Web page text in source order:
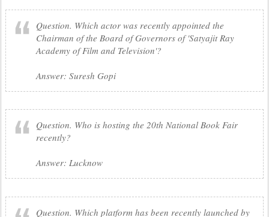
Question. Which actor was recently appointed the
Chairman of the Board of Governors of 'Satyajit Ray
Academy of Film and Television'?
Answer: Suresh Gopi
Question. Who is hosting the 20th National Book Fair
recently?
Answer: Lucknow
Question. Which platform has been recently launched by